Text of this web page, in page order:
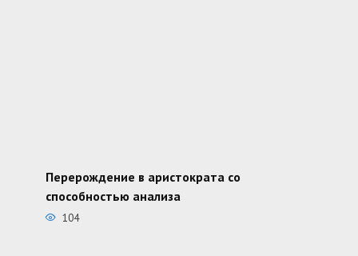
Перерождение в аристократа со
способностью анализа
104